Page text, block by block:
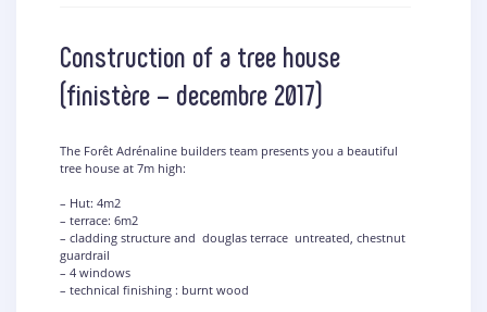
Construction of a tree house
(finistère – decembre 2017)
The Forêt Adrénaline builders team presents you a beautiful
tree house at 7m high:
– Hut: 4m2
– terrace: 6m2
– cladding structure and douglas terrace untreated, chestnut
guardrail
– 4 windows
– technical finishing : burnt wood